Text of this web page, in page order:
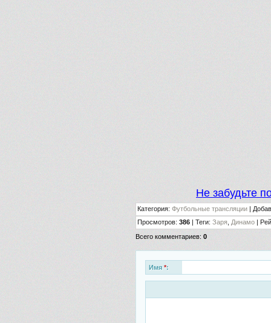
Не забудьте
Категория: Футбольные трансляции
Просмотров: 386 Теги: Заря, Динамо
Всего комментариев: 0
Имя *: